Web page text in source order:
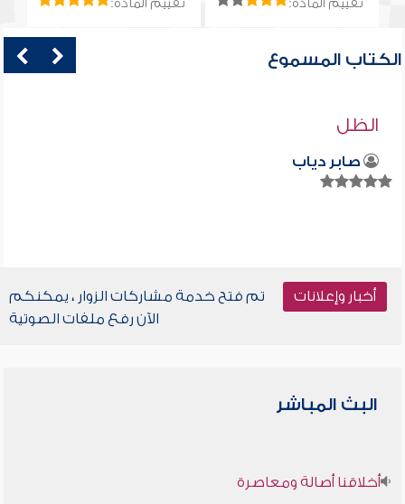
تقييم المادة: تقييم المادة:
الكتاب المسموع
الظل
صابر دياب
أخبار وإعلانات
تم فتح خدمة مشاركات الزوار ، يمكنكم
الآن رفع ملفات الصوتية
البث المباشر
أخلاقنا أصالة ومعاصرة